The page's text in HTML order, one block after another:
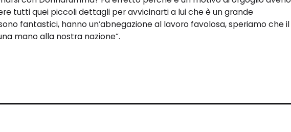
tutti quei piccoli dettagli per avvicinarti a lui che è un grande
fantastici, hanno un’abnegazione al lavoro favolosa, speriamo che il
mano alla nostra nazione”.